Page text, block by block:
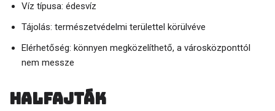
Víz típusa: édesvíz
Tájolás: természetvédelmi területtel körülvéve
Elérhetőség: könnyen megközelíthető, a városközponttól
nem messze
Halfajták